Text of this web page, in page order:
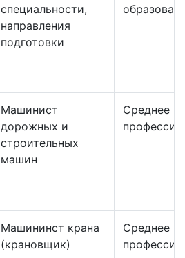
специальности,
направления
подготовки
Машинист
дорожных и
строительных
машин
Среднее
Машининст крана
(крановщик)
Среднее